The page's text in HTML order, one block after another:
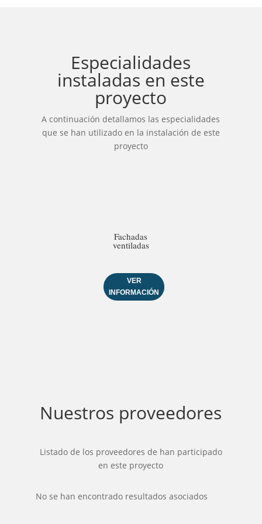
Especialidades
instaladas en este
proyecto
A continuación detallamos las especialidades
que se han utilizado en la instalación de este
proyecto
Fachadas
ventiladas
VER
INFORMACIÓN
Nuestros proveedores
Listado de los proveedores de han participado
en este proyecto
No se han encontrado resultados asociados